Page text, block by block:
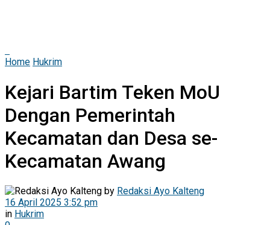
Home Hukrim
Kejari Bartim Teken MoU
Dengan Pemerintah
Kecamatan dan Desa se-
Kecamatan Awang
by Redaksi Ayo Kalteng
16 April 2025 3:52 pm
in Hukrim